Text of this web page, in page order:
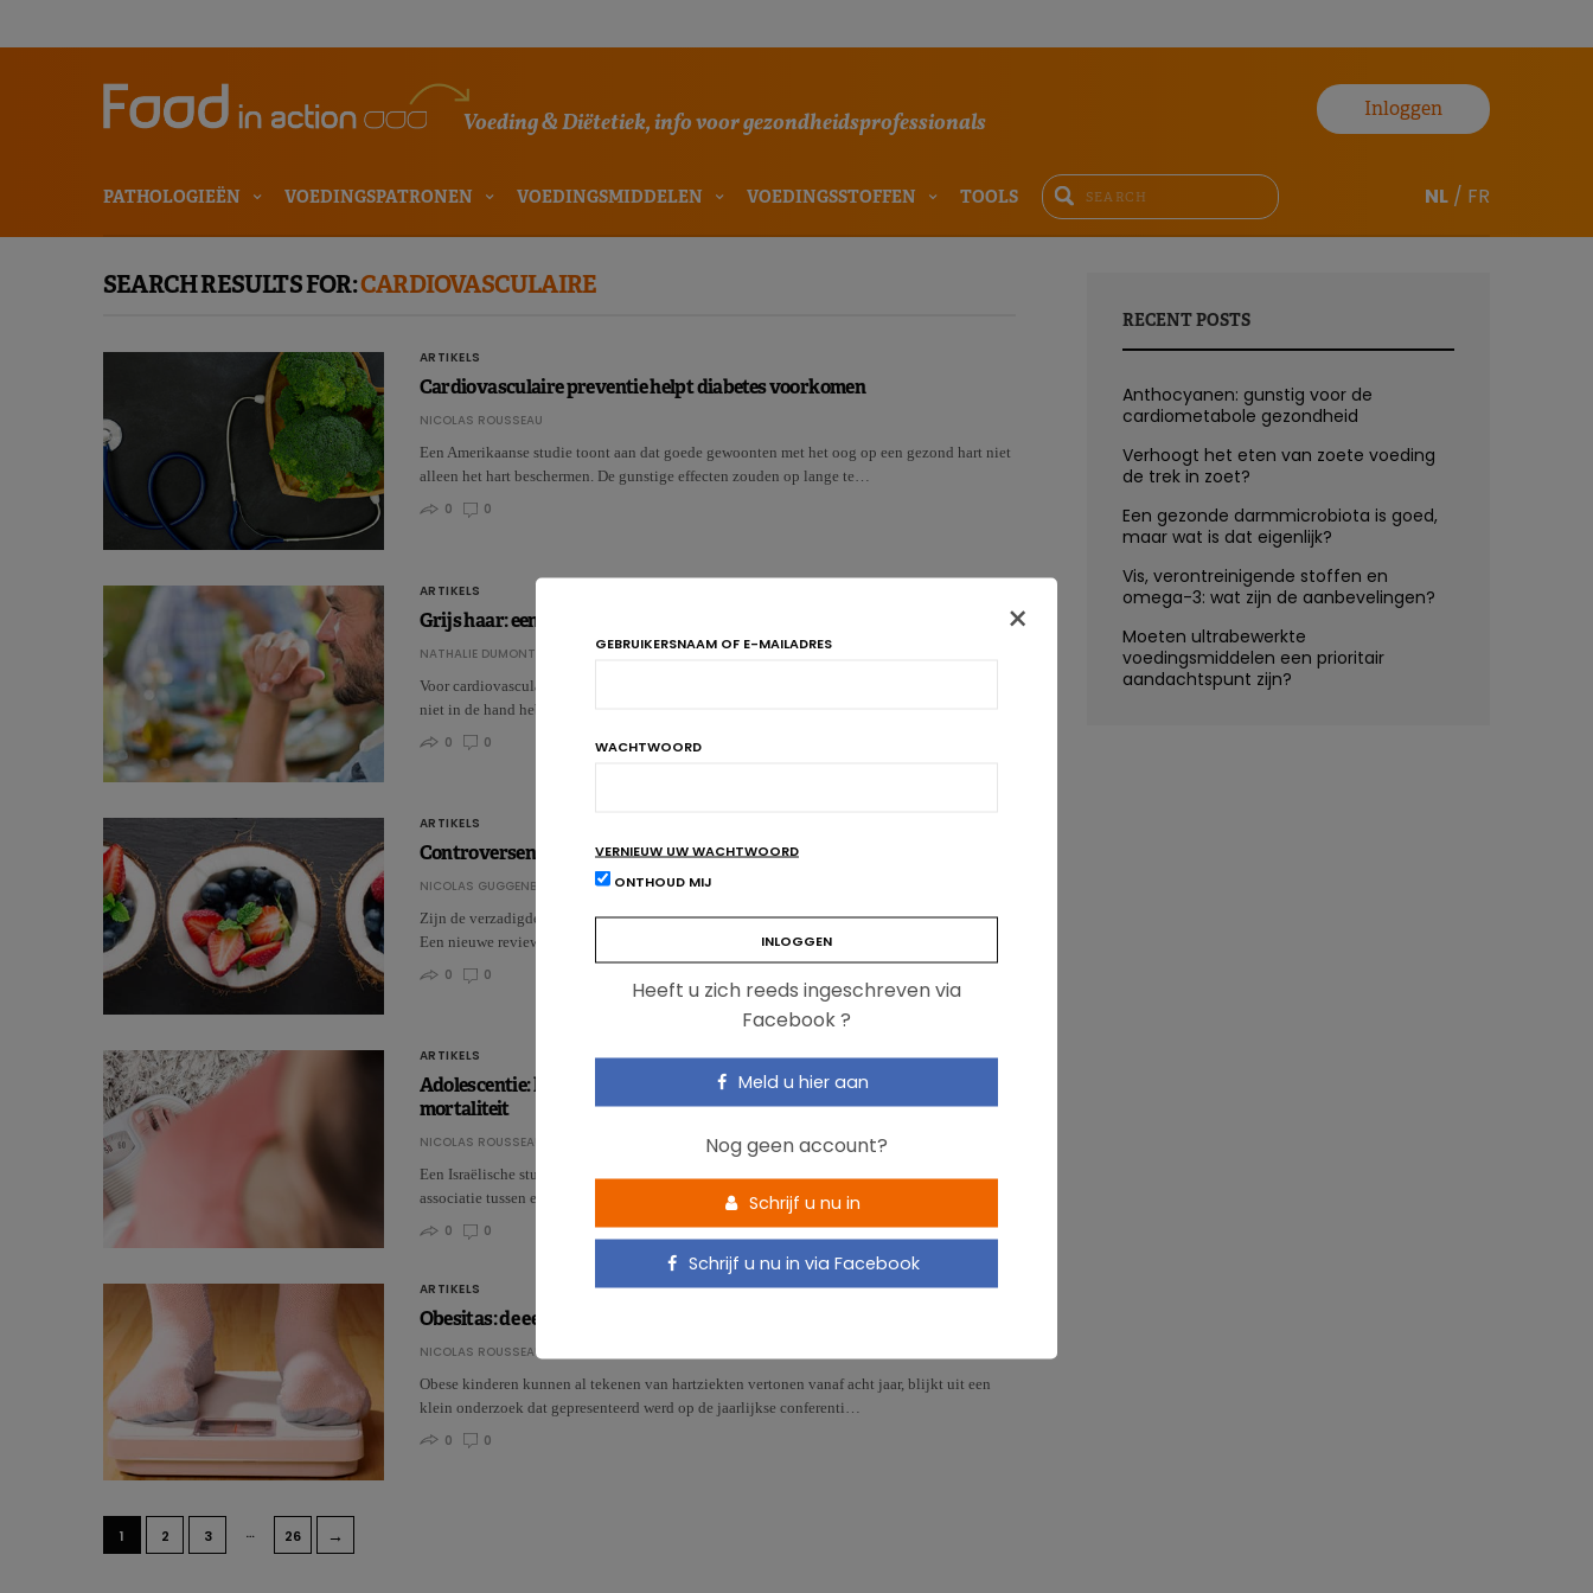
Voeding & Diëtetiek, info voor gezondheidsprofessionals
Inloggen
PATHOLOGIEËN VOEDINGSPATRONEN VOEDINGSMIDDELEN VOEDINGSSTOFFEN TOOLS NL / FR
SEARCH RESULTS FOR:CARDIOVASCULAIRE
ARTIKELS
Cardiovasculaire preventie helpt diabetes voorkomen
NICOLAS ROUSSEAU
Een Amerikaanse studie toont aan dat goede gewoonten met het oog op een gezond hart niet
alleen het hart beschermen. De gunstige effecten zouden op lange te…
0
0
ARTIKELS
Grijs haar: een kenmerk voor cardiovasculaire ziekten?
NATHALIE DUMONT
Voor cardiovasculaire ziekten is onze reële leeftijd is een belangrijke factor, die we helaas
niet in de hand hebben. Egyptische…
0
0
ARTIKELS
Controversen over voeding en cardiovasculaire gezondheid
NICOLAS GUGGENBÜHL
Zijn de verzadigde vetten terug? Hebben de antioxidanten hun doeltreffendheid bewezen?
Een nieuwe review maakt de balans op…
0
0
ARTIKELS
Adolescentie: hoge BMI is voorspellende factor voor cardiovasculaire
mortaliteit
NICOLAS ROUSSEAU
Een Israëlische studie uitgevoerd bij een grote groep adolescenten wijst op een sterke
associatie tussen een hoge BMI vóór de volwassenheid en sterfte door.…
0
0
ARTIKELS
Obesitas: de eerste cardiovasculaire risico’s zijn al zichtbaar vanaf 8 jaar
NICOLAS ROUSSEAU
Obese kinderen kunnen al tekenen van hartziekten vertonen vanaf acht jaar, blijkt uit een
klein onderzoek dat gepresenteerd werd op de jaarlijkse conferenti…
0
0
1 2 3 … 26 →
RECENT POSTS
Anthocyanen: gunstig voor de
cardiometabole gezondheid
Verhoogt het eten van zoete voeding
de trek in zoet?
Een gezonde darmmicrobiota is goed,
maar wat is dat eigenlijk?
Vis, verontreinigende stoffen en
omega-3: wat zijn de aanbevelingen?
Moeten ultrabewerkte
voedingsmiddelen een prioritair
aandachtspunt zijn?
×
GEBRUIKERSNAAM OF E-MAILADRES
WACHTWOORD
VERNIEUW UW WACHTWOORD
ONTHOUD MIJ
Heeft u zich reeds ingeschreven via
Facebook ?
Meld u hier aan
Nog geen account?
Schrijf u nu in
Schrijf u nu in via Facebook